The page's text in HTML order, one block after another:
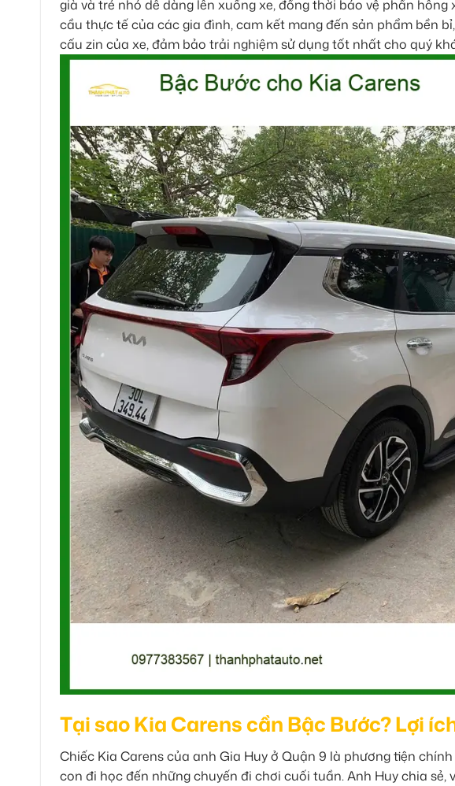
già và trẻ nhỏ dễ dàng lên xuống xe, đồng thời bảo vệ phần
cầu thực tế của các gia đình, cam kết mang đến sản phẩm bền
cấu zin của xe, đảm bảo trải nghiệm sử dụng tốt nhất cho quý
Tại sao Kia Carens cần Bậc Bước? Lợi
Chiếc Kia Carens của anh Gia Huy ở Quận 9 là phương tiện
con đi học đến những chuyến đi chơi cuối tuần. Anh Huy chia